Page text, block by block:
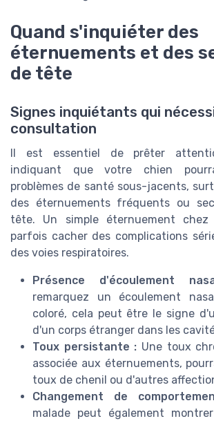
Quand s'inquiéter des
éternuements et des
de tête
Signes inquiétants qui
consultation
Il est essentiel de prêter
indiquant que votre chien
problèmes de santé sous-jacents,
des éternuements fréquents ou
tête. Un simple éternuement
parfois cacher des complications
des voies respiratoires.
Présence d'écoulement
remarquez un écoulement
coloré, cela peut être le signe
d'un corps étranger dans les
Toux persistante : Une toux
associée aux éternuements,
toux de chenil ou d'autres
Changement de
malade peut également